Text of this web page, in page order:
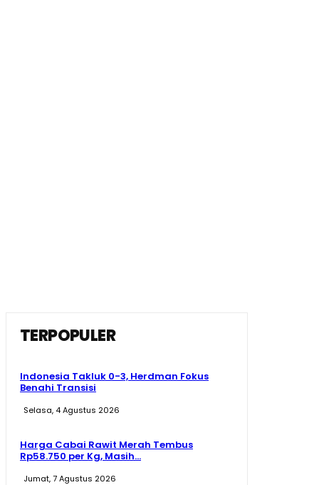
TERPOPULER
Indonesia Takluk 0-3, Herdman Fokus
Benahi Transisi
Selasa, 4 Agustus 2026
Harga Cabai Rawit Merah Tembus
Rp58.750 per Kg, Masih...
Jumat, 7 Agustus 2026